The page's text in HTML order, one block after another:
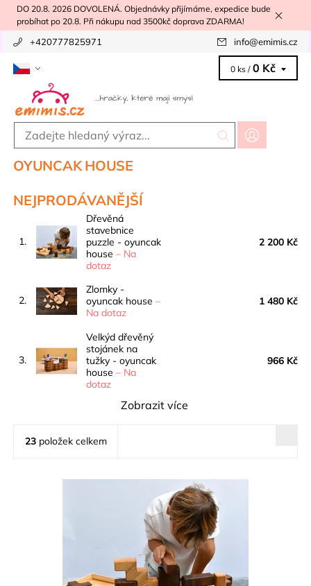
DO 20.8. 2026 DOVOLENÁ. Objednávky přijímáme, expedice bude
probíhat po 20.8. Při nákupu nad 3500kč doprava ZDARMA!
+420777825971 info@emimis.cz
0 ks / 0 Kč
OYUNCAK HOUSE
NEJPRODÁVANĚJŠÍ
1.
Dřevěná
stavebnice
puzzle - oyuncak
house – Na
dotaz
2 200 Kč
2.
Zlomky -
oyuncak house –
Na dotaz
1 480 Kč
3.
Velkýd dřevěný
stojánek na
tužky - oyuncak
house – Na
dotaz
966 Kč
Zobrazit více
23 položek celkem